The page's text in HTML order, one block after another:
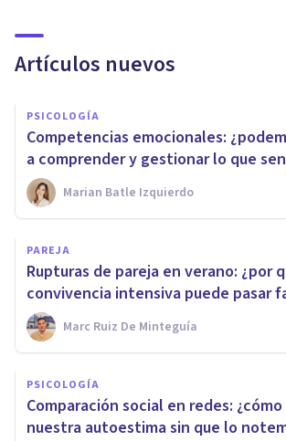
Artículos nuevos
PSICOLOGÍA
Competencias emocionales:
a comprender y gestionar lo que
Marian Batle Izquierdo
PAREJA
Rupturas de pareja en verano: ¿por
convivencia intensiva puede pasar
Marc Ruiz De Minteguía
PSICOLOGÍA
Comparación social en redes:
nuestra autoestima sin que lo